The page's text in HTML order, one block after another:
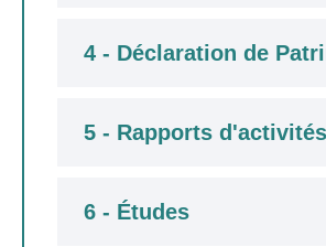
4 - Déclaration de
5 - Rapports d'activités
6 - Études